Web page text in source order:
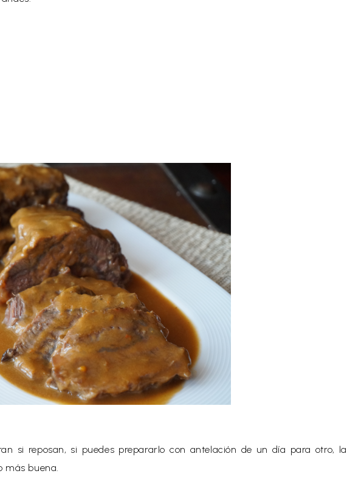
si reposan, si puedes prepararlo con antelación de un día para otro, la
más buena.